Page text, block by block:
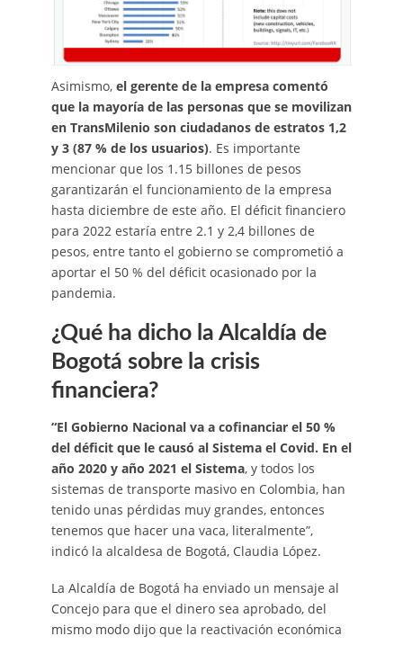
Asimismo, el gerente de la empresa comentó
que la mayoría de las personas que se movilizan
en TransMilenio son ciudadanos de estratos 1,2
y 3 (87 % de los usuarios). Es importante
mencionar que los 1.15 billones de pesos
garantizarán el funcionamiento de la empresa
hasta diciembre de este año. El déficit financiero
para 2022 estaría entre 2.1 y 2,4 billones de
pesos, entre tanto el gobierno se comprometió a
aportar el 50 % del déficit ocasionado por la
pandemia.
¿Qué ha dicho la Alcaldía de
Bogotá sobre la crisis
financiera?
“El Gobierno Nacional va a cofinanciar el 50 %
del déficit que le causó al Sistema el Covid. En el
año 2020 y año 2021 el Sistema, y todos los
sistemas de transporte masivo en Colombia, han
tenido unas pérdidas muy grandes, entonces
tenemos que hacer una vaca, literalmente”,
indicó la alcaldesa de Bogotá, Claudia López.
La Alcaldía de Bogotá ha enviado un mensaje al
Concejo para que el dinero sea aprobado, del
mismo modo dijo que la reactivación económica